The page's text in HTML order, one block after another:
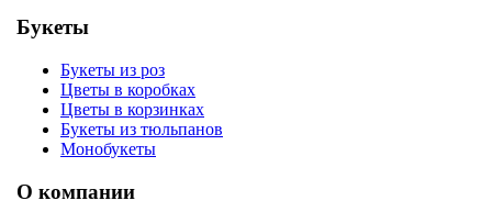
Букеты
Букеты из роз
Цветы в коробках
Цветы в корзинках
Букеты из тюльпанов
Монобукеты
О компании